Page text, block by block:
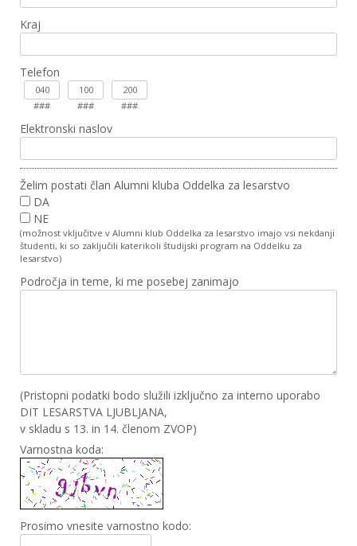
Kraj
Telefon
### ### ###
Elektronski naslov
Želim postati član Alumni kluba Oddelka za lesarstvo
DA
NE
(možnost vključitve v Alumni klub Oddelka za lesarstvo imajo vsi nekdanji
študenti, ki so zaključili katerikoli študijski program na Oddelku za
lesarstvo)
Področja in teme, ki me posebej zanimajo
(Pristopni podatki bodo služili izključno za interno uporabo
DIT LESARSTVA LJUBLJANA,
v skladu s 13. in 14. členom ZVOP)
Varnostna koda:
Prosimo vnesite varnostno kodo: